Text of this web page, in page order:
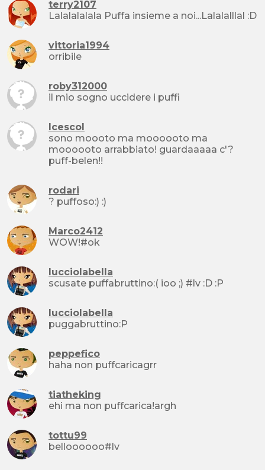
terry2107
Lalalalalala Puffa insieme a noi...Lalalalllal :D
vittoria1994
orribile
roby312000
il mio sogno uccidere i puffi
lcescol
sono moooto ma moooooto ma
moooooto arrabbiato! guardaaaaa c'?
puff-belen!!
rodari
? puffoso:) :)
Marco2412
WOW!#ok
lucciolabella
scusate puffabruttino:( ioo ;) #lv :D :P
lucciolabella
puggabruttino:P
peppefico
haha non puffcaricagrr
tiatheking
ehi ma non puffcarica!argh
tottu99
belloooooo#lv